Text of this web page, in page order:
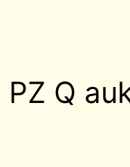
Q